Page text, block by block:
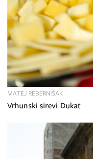
Vrhunski sirevi Dukat
MATEJ REBERNIŠAK